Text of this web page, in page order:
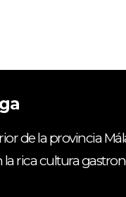
de la provincia
la rica cultura